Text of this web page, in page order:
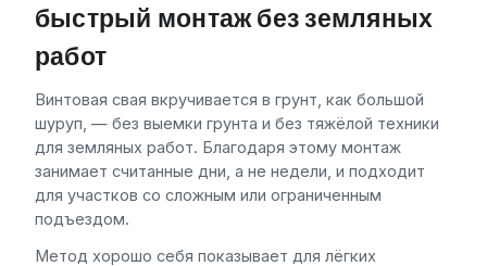
быстрый монтаж без земляных
работ
Винтовая свая вкручивается в грунт, как большой
шуруп, — без выемки грунта и без тяжёлой техники
для земляных работ. Благодаря этому монтаж
занимает считанные дни, а не недели, и подходит
для участков со сложным или ограниченным
подъездом.
Метод хорошо себя показывает для лёгких